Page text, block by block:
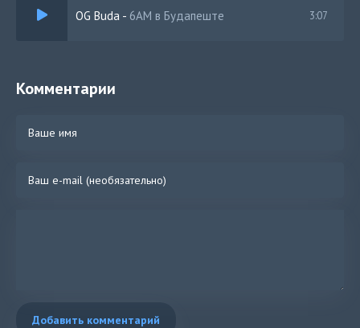
OG Buda - 6AM в Будапеште 3:07
Комментарии
Добавить комментарий